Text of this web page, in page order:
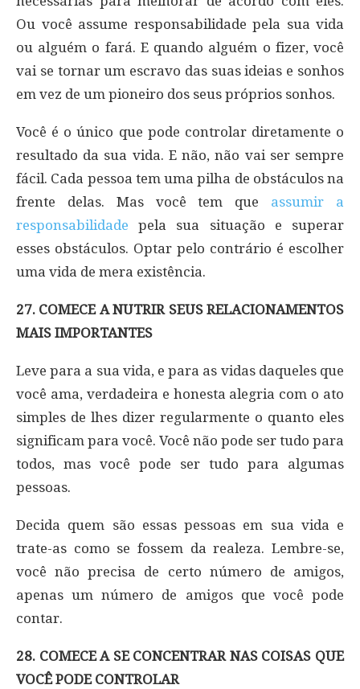
Ou você assume responsabilidade pela sua vida
ou alguém o fará. E quando alguém o fizer, você
vai se tornar um escravo das suas ideias e sonhos
em vez de um pioneiro dos seus próprios sonhos.
Você é o único que pode controlar diretamente o
resultado da sua vida. E não, não vai ser sempre
fácil. Cada pessoa tem uma pilha de obstáculos na
frente delas. Mas você tem que assumir a
responsabilidade pela sua situação e superar
esses obstáculos. Optar pelo contrário é escolher
uma vida de mera existência.
27. COMECE A NUTRIR SEUS RELACIONAMENTOS
MAIS IMPORTANTES
Leve para a sua vida, e para as vidas daqueles que
você ama, verdadeira e honesta alegria com o ato
simples de lhes dizer regularmente o quanto eles
significam para você. Você não pode ser tudo para
todos, mas você pode ser tudo para algumas
pessoas.
Decida quem são essas pessoas em sua vida e
trate-as como se fossem da realeza. Lembre-se,
você não precisa de certo número de amigos,
apenas um número de amigos que você pode
contar.
28. COMECE A SE CONCENTRAR NAS COISAS QUE
VOCÊ PODE CONTROLAR